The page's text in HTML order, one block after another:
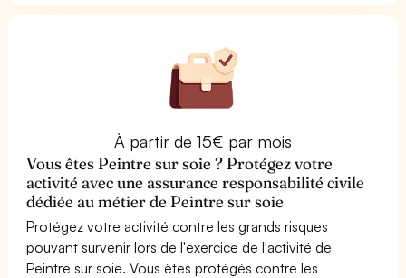
À partir de 15€ par mois
Vous êtes Peintre sur soie ? Protégez votre
activité avec une assurance responsabilité civile
dédiée au métier de Peintre sur soie
Protégez votre activité contre les grands risques
pouvant survenir lors de l'exercice de l'activité de
Peintre sur soie. Vous êtes protégés contre les